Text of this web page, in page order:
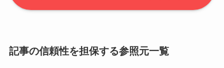
記事の信頼性を担保する参照元一覧